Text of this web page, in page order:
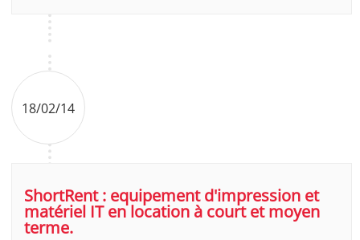
18/02/14
ShortRent : equipement d'impression et
matériel IT en location à court et moyen
terme.